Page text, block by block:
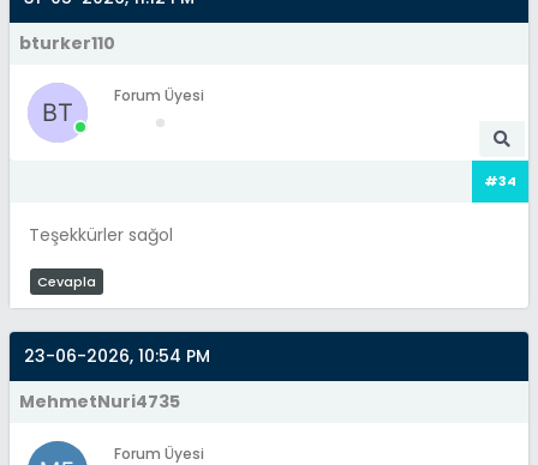
bturker110
Forum Üyesi
#34
Teşekkürler sağol
Cevapla
23-06-2026, 10:54 PM
MehmetNuri4735
Forum Üyesi